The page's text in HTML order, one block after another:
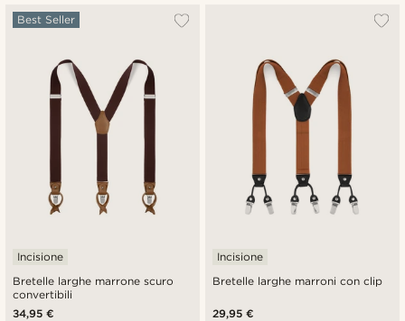
Bretelle larghe marrone scuro
convertibili
Best Seller
Incisione
34,95 €
Bretelle larghe marroni con clip
Incisione
29,95 €